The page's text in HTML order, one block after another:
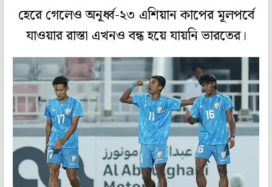
হেরে গেলেও অনূর্ধ্ব-২৩ এশিয়ান কাপের মূলপর্বে
যাওয়ার রাস্তা এখনও বন্ধ হয়ে যায়নি ভারতের।